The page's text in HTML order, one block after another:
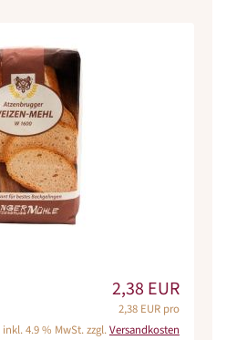
2,38 EUR
2,38 EUR pro
inkl. 4.9 % MwSt. zzgl.Versandkosten